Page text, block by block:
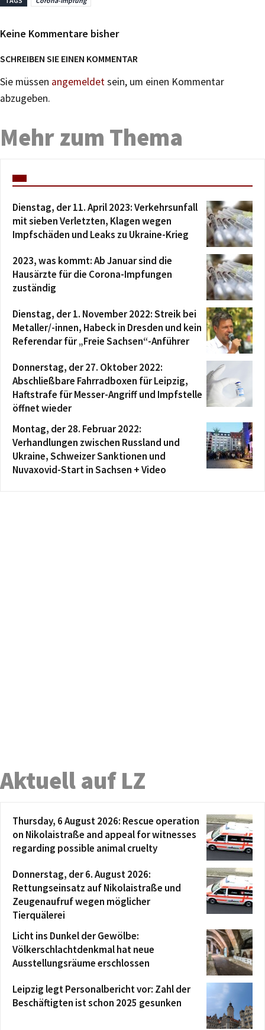
Keine Kommentare bisher
SCHREIBEN SIE EINEN KOMMENTAR
Sie müssen angemeldetsein, um einen Kommentar
abzugeben.
Mehr zum Thema
Dienstag, der 11. April 2023: Verkehrsunfall
mit sieben Verletzten, Klagen wegen
Impfschäden und Leaks zu Ukraine-Krieg
2023, was kommt: Ab Januar sind die
Hausärzte für die Corona-Impfungen
zuständig
Dienstag, der 1. November 2022: Streik bei
Metaller/-innen, Habeck in Dresden und kein
Referendar für „Freie Sachsen“-Anführer
Donnerstag, der 27. Oktober 2022:
Abschließbare Fahrradboxen für Leipzig,
Haftstrafe für Messer-Angriff und Impfstelle
öffnet wieder
Montag, der 28. Februar 2022:
Verhandlungen zwischen Russland und
Ukraine, Schweizer Sanktionen und
Nuvaxovid-Start in Sachsen + Video
Aktuell auf LZ
Thursday, 6 August 2026: Rescue operation
on Nikolaistraße and appeal for witnesses
regarding possible animal cruelty
Donnerstag, der 6. August 2026:
Rettungseinsatz auf Nikolaistraße und
Zeugenaufruf wegen möglicher
Tierquälerei
Licht ins Dunkel der Gewölbe:
Völkerschlachtdenkmal hat neue
Ausstellungsräume erschlossen
Leipzig legt Personalbericht vor: Zahl der
Beschäftigten ist schon 2025 gesunken